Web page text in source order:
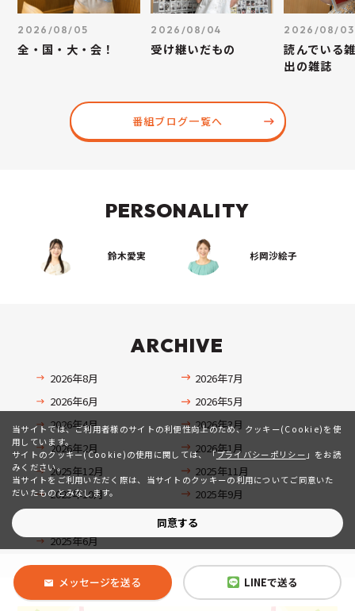
2026/08/05
全・国・大・会！
2026/08/04
受け継いだもの
2026/08/03
読んでいる
出の雑誌
番組ブログ一覧へ
PERSONALITY
鈴木愛実 杉岡沙絵子
ARCHIVE
2026年8月
2026年7月
2026年6月
2026年5月
2026年4月
2026年3月
2026年2月
2026年1月
2025年12月
2025年11月
2025年10月
2025年9月
2025年7月
2025年6月
メッセージを送る LINEで送る
当サイトでは、ご利用者様のサイトの利便性向上のため、クッキー(Cookie)を使
用しています。
サイトのクッキー(Cookie)の使用に関しては、「プライバシーポリシー 」をお読
みください。
当サイトをご利用いただく際は、当サイトのクッキーの利用についてご同意いた
だいたものとみなします。
同意する